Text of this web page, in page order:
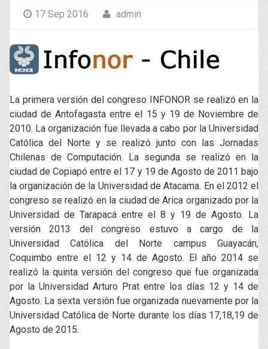
17 Sep 2016 admin
La primera versión del congreso INFONOR se realizó en la
ciudad de Antofagasta entre el 15 y 19 de Noviembre de
2010. La organización fue llevada a cabo por la Universidad
Católica del Norte y se realizó junto con las Jornadas
Chilenas de Computación. La segunda se realizó en la
ciudad de Copiapó entre el 17 y 19 de Agosto de 2011 bajo
la organización de la Universidad de Atacama. En el 2012 el
congreso se realizó en la ciudad de Arica organizado por la
Universidad de Tarapacá entre el 8 y 19 de Agosto. La
versión 2013 del congreso estuvo a cargo de la
Universidad Católica del Norte campus Guayacán,
Coquimbo entre el 12 y 14 de Agosto. El año 2014 se
realizó la quinta versión del congreso que fue organizada
por la Universidad Arturo Prat entre los días 12 y 14 de
Agosto. La sexta versión fue organizada nuevamente por la
Universidad Católica de Norte durante los días 17,18,19 de
Agosto de 2015.